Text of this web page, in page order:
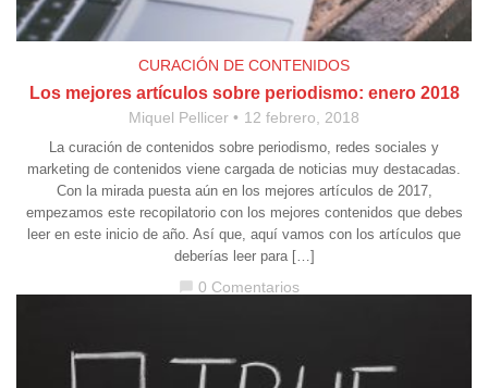
CURACIÓN DE CONTENIDOS
Los mejores artículos sobre periodismo: enero 2018
Miquel Pellicer 12 febrero, 2018
La curación de contenidos sobre periodismo, redes sociales y
marketing de contenidos viene cargada de noticias muy destacadas.
Con la mirada puesta aún en los mejores artículos de 2017,
empezamos este recopilatorio con los mejores contenidos que debes
leer en este inicio de año. Así que, aquí vamos con los artículos que
deberías leer para […]
chat_bubble 0 Comentarios